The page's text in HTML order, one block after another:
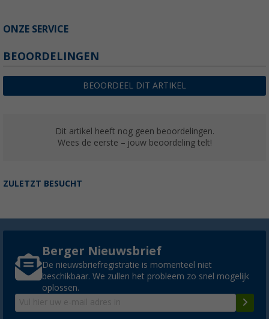
ONZE SERVICE
BEOORDELINGEN
BEOORDEEL DIT ARTIKEL
Dit artikel heeft nog geen beoordelingen.
Wees de eerste – jouw beoordeling telt!
ZULETZT BESUCHT
Berger Nieuwsbrief
De nieuwsbriefregistratie is momenteel niet
beschikbaar. We zullen het probleem zo snel mogelijk
oplossen.